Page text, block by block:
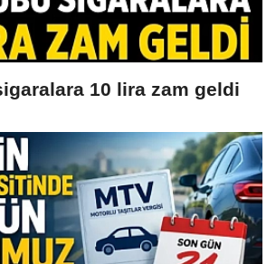
10 lira zam geldi